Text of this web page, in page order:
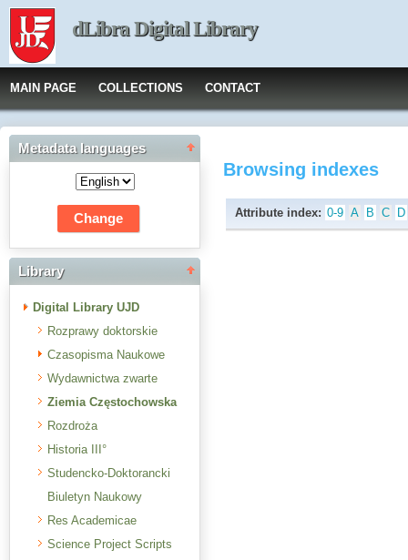
dLibra Digital Library
MAIN PAGE COLLECTIONS CONTACT
Metadata languages
Library
Digital Library UJD
Rozprawy doktorskie
Czasopisma Naukowe
Wydawnictwa zwarte
Ziemia Częstochowska
Rozdroża
Historia III°
Studencko-Doktorancki
Biuletyn Naukowy
Res Academicae
Science Project Scripts
Browsing indexes
Attribute index: 0-9 A B C D